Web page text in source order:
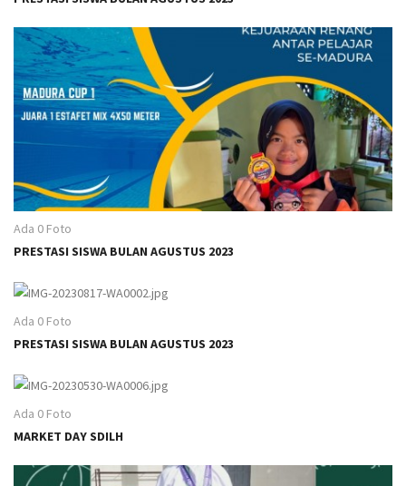
Ada 0 Foto
PRESTASI SISWA BULAN AGUSTUS 2023
Ada 0 Foto
PRESTASI SISWA BULAN AGUSTUS 2023
Ada 0 Foto
MARKET DAY SDILH